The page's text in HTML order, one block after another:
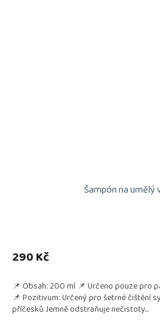
Šampón na umělý
290 Kč
📌 Obsah: 200 ml 📌 Určeno pouze pro
📌 Pozitivum: Určený pro šetrné čištění
příčesků Jemně odstraňuje nečistoty...